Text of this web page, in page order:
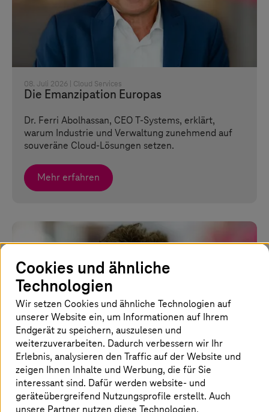
08. Juli 2026 | Cloud Services
Die Emanzipation Europas
Dr. Ferri Abolhassan, CEO T-Systems, erklärt,
warum Industrie und Verwaltung zunehmend auf
souveräne Cloud-Lösungen setzen.
Mehr erfahren
20. Mai 2026 |Artificial Intelligence
Cookies und ähnliche
Technologien
Wir setzen Cookies und ähnliche Technologien auf
unserer Website ein, um Informationen auf Ihrem
Endgerät zu speichern, auszulesen und
weiterzuverarbeiten. Dadurch verbessern wir Ihr
Erlebnis, analysieren den Traffic auf der Website und
zeigen Ihnen Inhalte und Werbung, die für Sie
interessant sind. Dafür werden website- und
geräteübergreifend Nutzungsprofile erstellt. Auch
unsere Partner nutzen diese Technologien.